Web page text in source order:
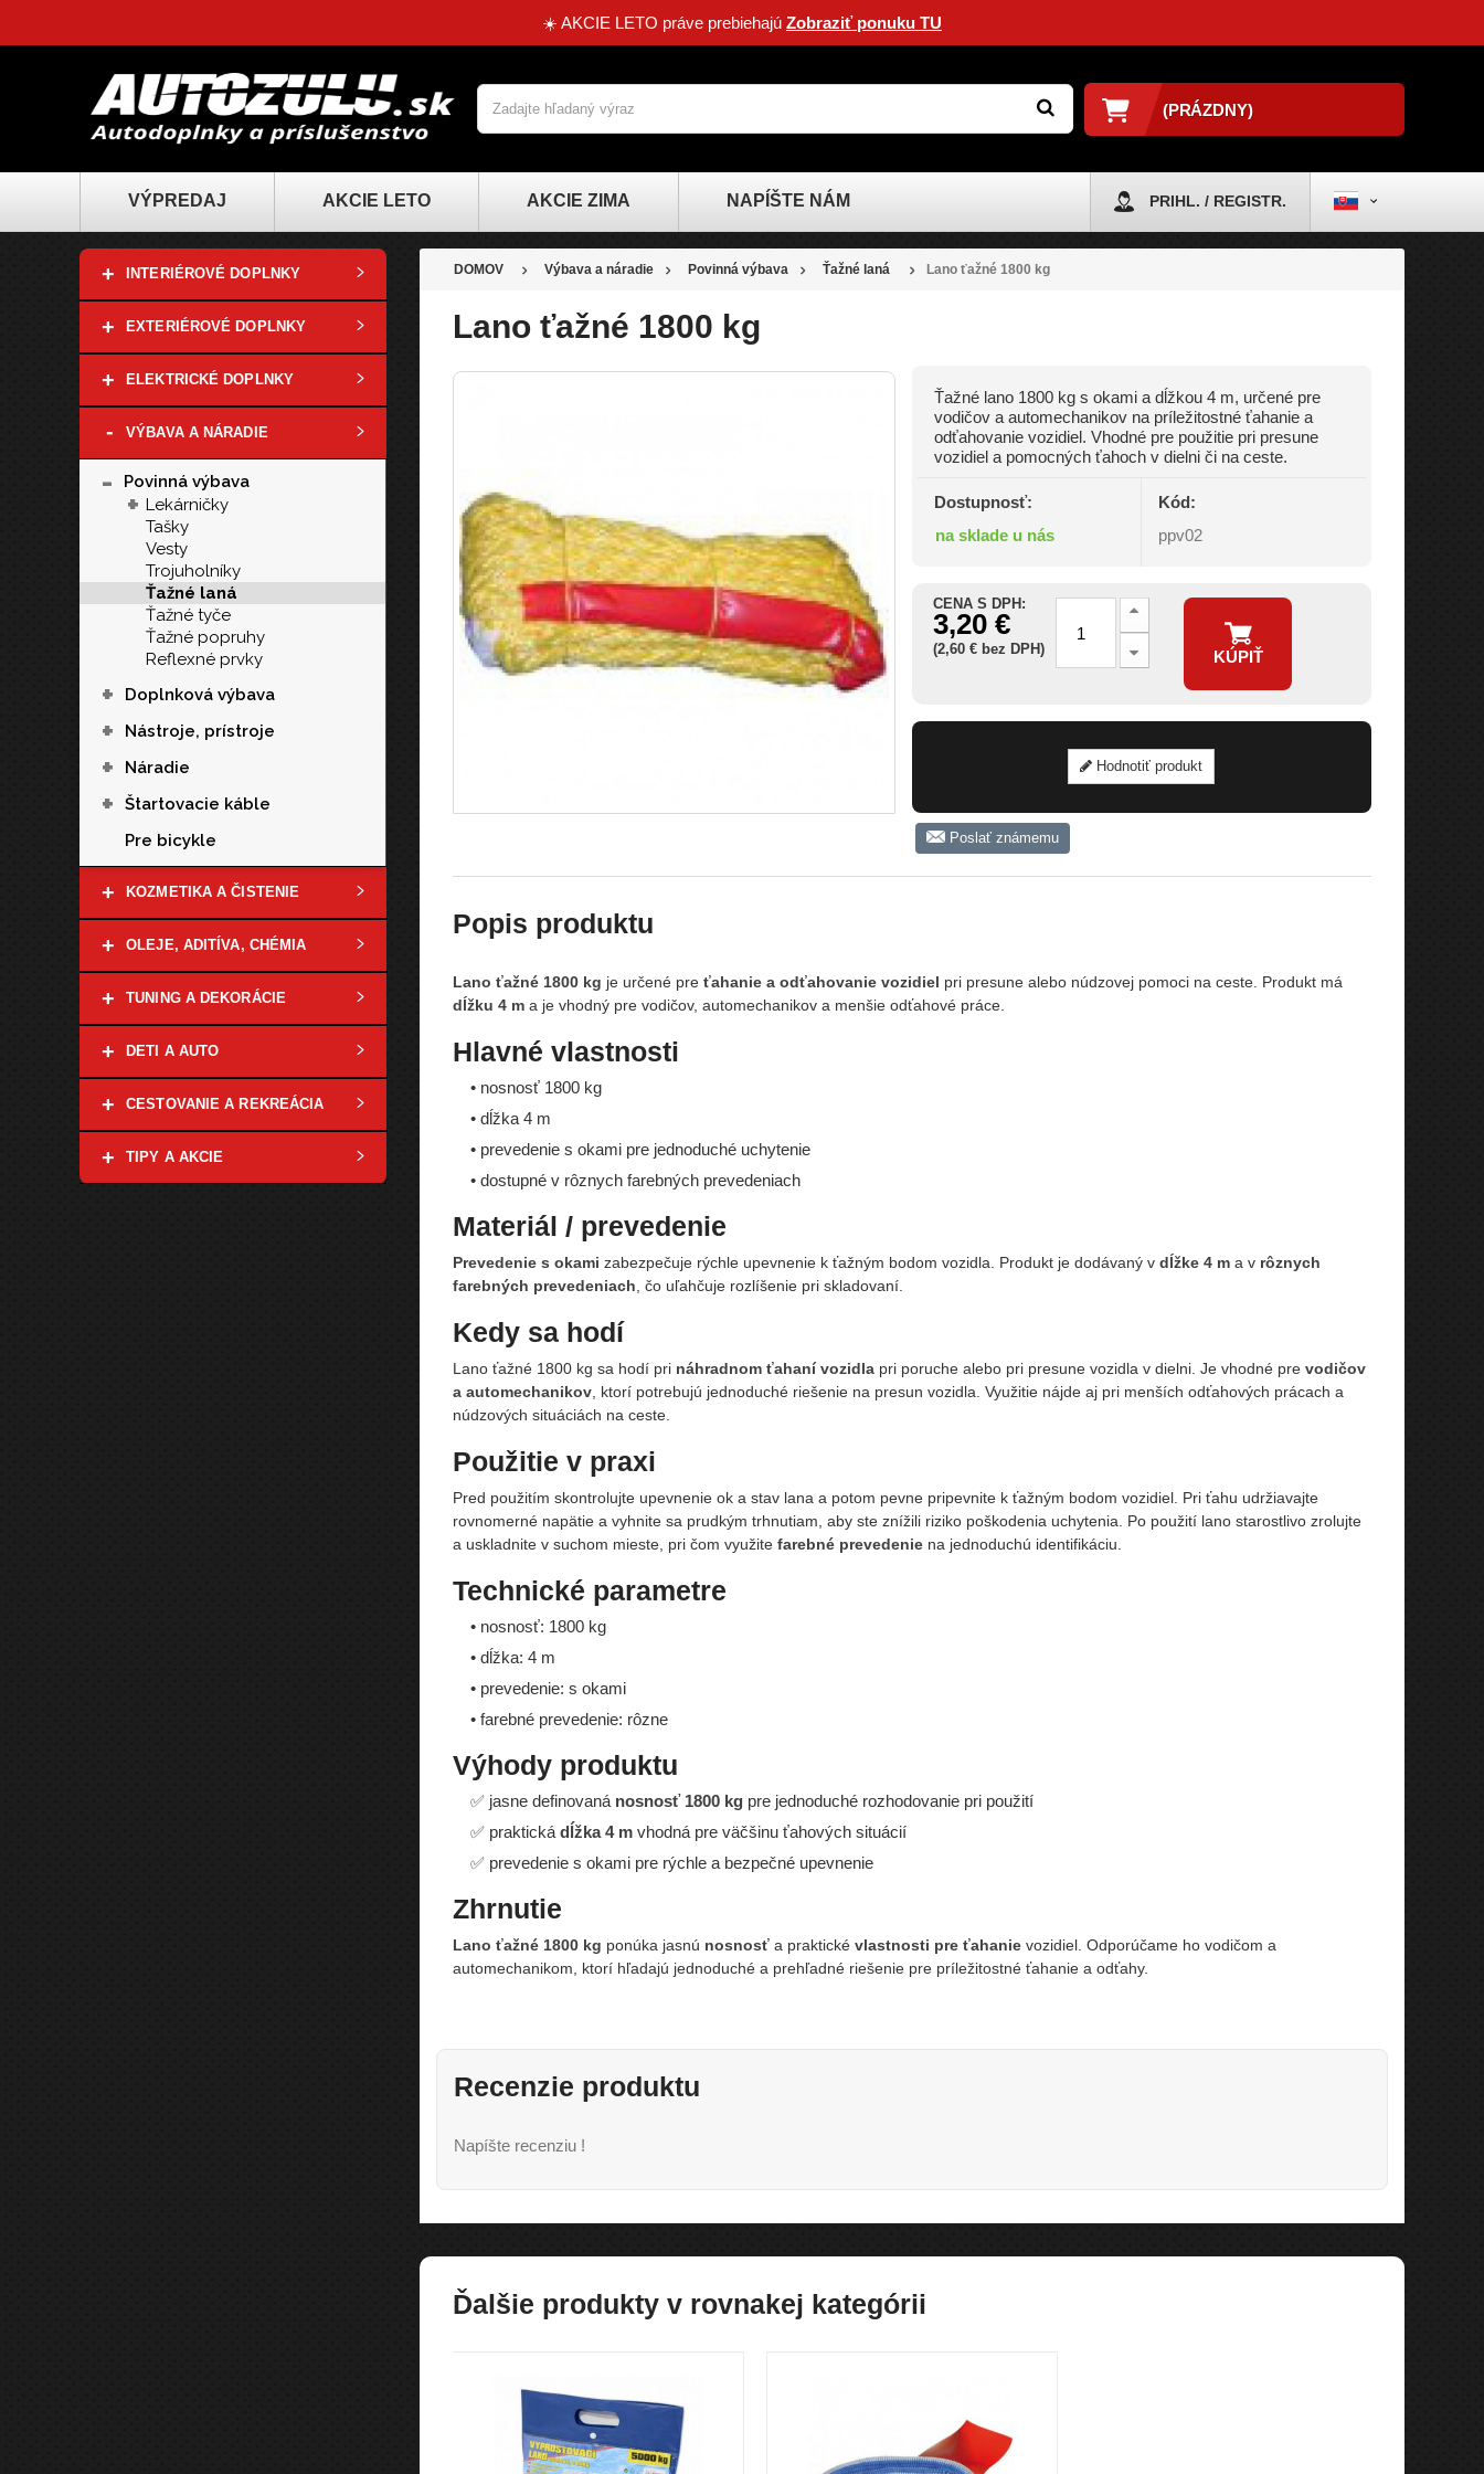
☀️ AKCIE LETO práve prebiehajú Zobraziť ponuku TU
(PRÁZDNY)
VÝPREDAJ AKCIE LETO AKCIE ZIMA NAPÍŠTE NÁM PRIHL. / REGISTR.
+ INTERIÉROVÉ DOPLNKY
+ EXTERIÉROVÉ DOPLNKY
+ ELEKTRICKÉ DOPLNKY
- VÝBAVA A NÁRADIE
- Povinná výbava
+ Lekárničky
Tašky
Vesty
Trojuholníky
Ťažné laná
Ťažné tyče
Ťažné popruhy
Reflexné prvky
+ Doplnková výbava
+ Nástroje, prístroje
+ Náradie
+
Štartovacie káble
Pre bicykle
+ KOZMETIKA A ČISTENIE
+ OLEJE, ADITÍVA, CHÉMIA
+ TUNING A DEKORÁCIE
+ DETI A AUTO
+ CESTOVANIE A REKREÁCIA
+ TIPY A AKCIE
DOMOV Výbava a náradie Povinná výbava Ťažné laná Lano ťažné 1800 kg
Lano ťažné 1800 kg
Ťažné lano 1800 kg s okami a dĺžkou 4 m, určené pre
vodičov a automechanikov na príležitostné ťahanie a
odťahovanie vozidiel. Vhodné pre použitie pri presune
vozidiel a pomocných ťahoch v dielni či na ceste.
Dostupnosť:
na sklade u nás
Kód:
ppv02
CENA S DPH:
3,20 €
(2,60 € bez DPH) KÚPIŤ
Hodnotiť produkt
Poslať známemu
Popis produktu
Lano ťažné 1800 kg je určené pre ťahanie a odťahovanie vozidiel pri presune alebo núdzovej pomoci na ceste. Produkt má
dĺžku 4 ma je vhodný pre vodičov, automechanikov a menšie odťahové práce.
Hlavné vlastnosti
• nosnosť 1800 kg
• dĺžka 4 m
• prevedenie s okami pre jednoduché uchytenie
• dostupné v rôznych farebných prevedeniach
Materiál / prevedenie
Prevedenie s okami zabezpečuje rýchle upevnenie k ťažným bodom vozidla. Produkt je dodávaný v dĺžke 4 ma v rôznych
farebných prevedeniach , čo uľahčuje rozlíšenie pri skladovaní.
Kedy sa hodí
Lano ťažné 1800 kg sa hodí pri náhradnom ťahaní vozidlapri poruche alebo pri presune vozidla v dielni. Je vhodné pre vodičov
a automechanikov, ktorí potrebujú jednoduché riešenie na presun vozidla. Využitie nájde aj pri menších odťahových prácach a
núdzových situáciách na ceste.
Použitie v praxi
Pred použitím skontrolujte upevnenie ok a stav lana a potom pevne pripevnite k ťažným bodom vozidiel. Pri ťahu udržiavajte
rovnomerné napätie a vyhnite sa prudkým trhnutiam, aby ste znížili riziko poškodenia uchytenia. Po použití lano starostlivo zrolujte
a uskladnite v suchom mieste, pri čom využite farebné prevedeniena jednoduchú identifikáciu.
Technické parametre
• nosnosť: 1800 kg
• dĺžka: 4 m
• prevedenie: s okami
• farebné prevedenie: rôzne
Výhody produktu
✅ jasne definovaná nosnosť 1800 kgpre jednoduché rozhodovanie pri použití
✅ praktická dĺžka 4 mvhodná pre väčšinu ťahových situácií
✅ prevedenie s okami pre rýchle a bezpečné upevnenie
Zhrnutie
Lano ťažné 1800 kg ponúka jasnú nosnosťa praktické vlastnosti pre ťahanievozidiel. Odporúčame ho vodičom a
automechanikom, ktorí hľadajú jednoduché a prehľadné riešenie pre príležitostné ťahanie a odťahy.
Recenzie produktu
Napíšte recenziu !
Ďalšie produkty v rovnakej kategórii